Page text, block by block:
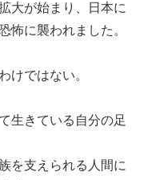
大が始まり、日本に
怖に襲われました。
ではない。
生きている自分の足
を支えられる人間に